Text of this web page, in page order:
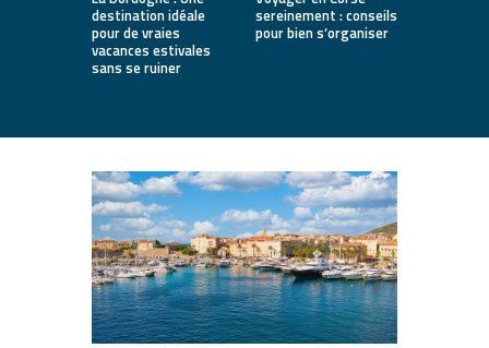
destination idéale
pour de vraies
vacances estivales
sans se ruiner
sereinement : conseils
pour bien s’organiser